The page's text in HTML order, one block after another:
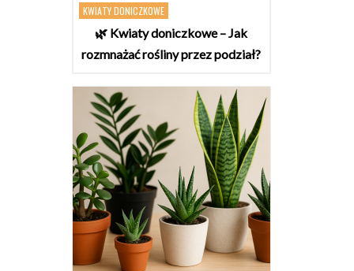
KWIATY DONICZKOWE
🌿 Kwiaty doniczkowe – Jak
rozmnażać rośliny przez podział?